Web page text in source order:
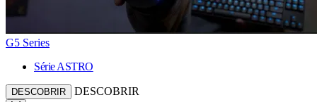
G5 Series
Série ASTRO
DESCOBRIR DESCOBRIR